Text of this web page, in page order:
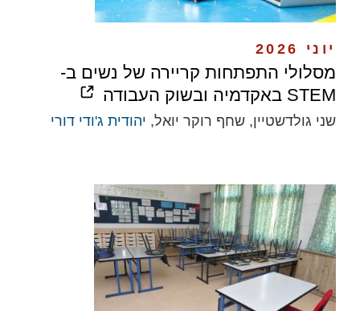
יוני 2026
מסלולי התפתחות קריירה של נשים ב-
STEM באקדמיה ובשוק העבודה
שני גולדשטיין, שחף רוקר יואל, יהודית ג'ודי דורי